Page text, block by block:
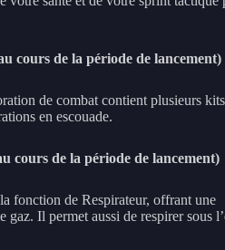
cours de la période de lancement)
de combat contient plusieurs kits
en escouade.
cours de la période de lancement)
fonction de Respirateur, offrant une
Il permet aussi de respirer sous